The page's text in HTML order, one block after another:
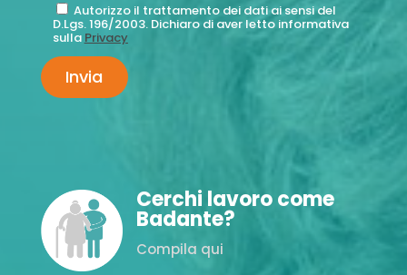
Autorizzo il trattamento dei dati ai sensi del
D.Lgs. 196/2003. Dichiaro di aver letto informativa
sulla Privacy
Cerchi lavoro come
Badante?
Compila qui